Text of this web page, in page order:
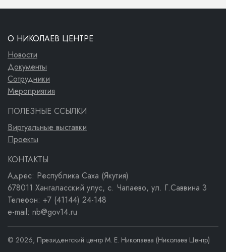
О НИКОЛАЕВ ЦЕНТРЕ
Новости
Документы
Сотрудники
Мероприятия
ПОЛЕЗНЫЕ ССЫЛКИ
Виртуальные выставки
Проекты
КОНТАКТЫ
Адрес: Республика Саха (Якутия)
678011 Хангаласский улус, с. Чапаево, ул. Г.Саввина 3
Телефон: +7 (41144) 24-148
e-mail: nb@gov14.ru
© 2026, Президентский центр М. Е. Николаева (Николаев Центр)